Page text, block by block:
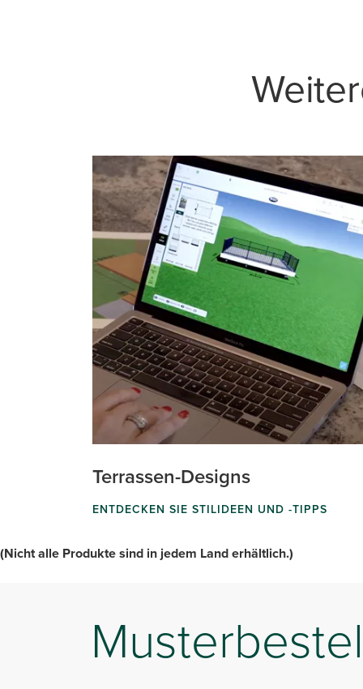
Terrassen-Designs
ENTDECKEN SIE STILIDEEN UND -TIPPS
(Nicht alle Produkte sind in jedem Land erhältlich.)